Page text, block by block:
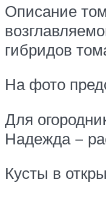
Описание
гибридов
На фото
Для
Надежда −
Кусты в